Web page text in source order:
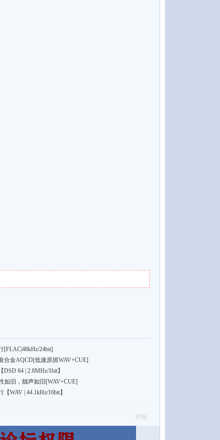
[FLAC|48kHz/24bit]
合金AQCD[低速原抓WAV+CUE]
64 | 2.8MHz/1bit】
如旧，靓声如旧[WAV+CUE]
WAV | 44.1kHz/16bit】
举报